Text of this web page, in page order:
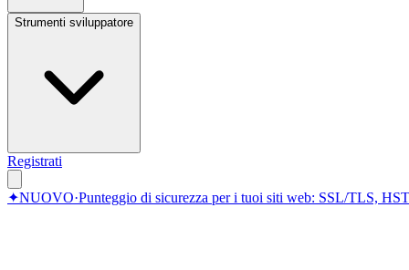
Strumenti sviluppatore
Registrati
✦NUOVO·Punteggio di sicurezza per i tuoi siti web: SSL/TLS,